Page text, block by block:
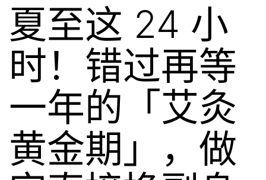
夏至这 24 小
时！错过再等
一年的「艾灸
黄金期」，做